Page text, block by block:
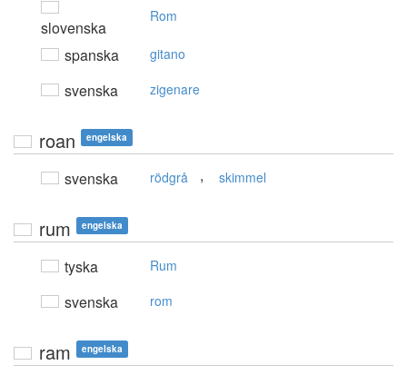
slovenska
Rom
spanska gitano
svenska zigenare
roan engelska
svenska rödgrå , skimmel
rum engelska
tyska Rum
svenska rom
ram engelska